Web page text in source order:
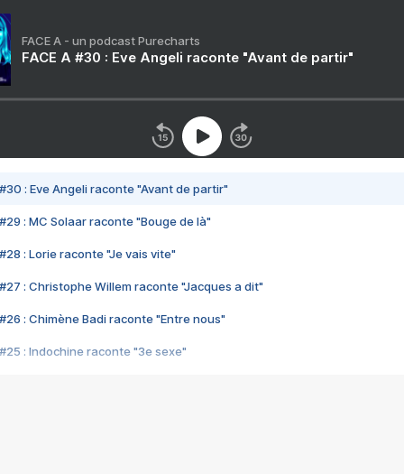
FACE A - un podcast Purecharts
FACE A #30 : Eve Angeli raconte "Avant de partir"
#30 : Eve Angeli raconte "Avant de partir"
#29 : MC Solaar raconte "Bouge de là"
#28 : Lorie raconte "Je vais vite"
#27 : Christophe Willem raconte "Jacques a dit"
#26 : Chimène Badi raconte "Entre nous"
#25 : Indochine raconte "3e sexe"